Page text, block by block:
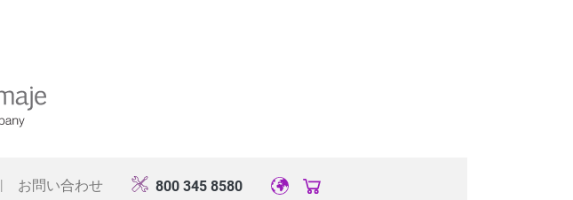
| お問い合わせ 800 345 8580 Original image URL link